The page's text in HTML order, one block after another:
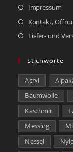
Impressum
Kontakt,
Liefer- und
Stichworte
Acryl
Baumwolle
Kaschmir
Messing
Nessel